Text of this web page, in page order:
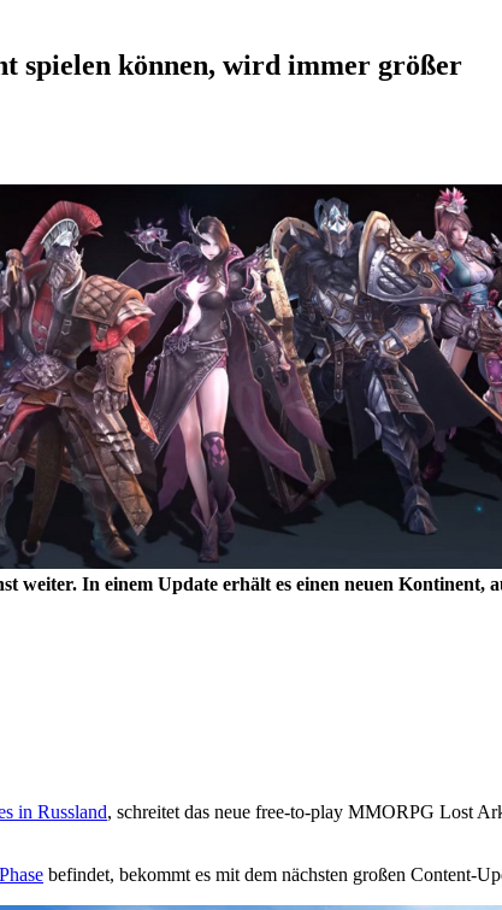
spielen können, wird immer größer
weiter. In einem Update erhält es einen neuen Kontinent,
in Russland, schreitet das neue free-to-play MMORPG Lost
befindet, bekommt es mit dem nächsten großen Content-